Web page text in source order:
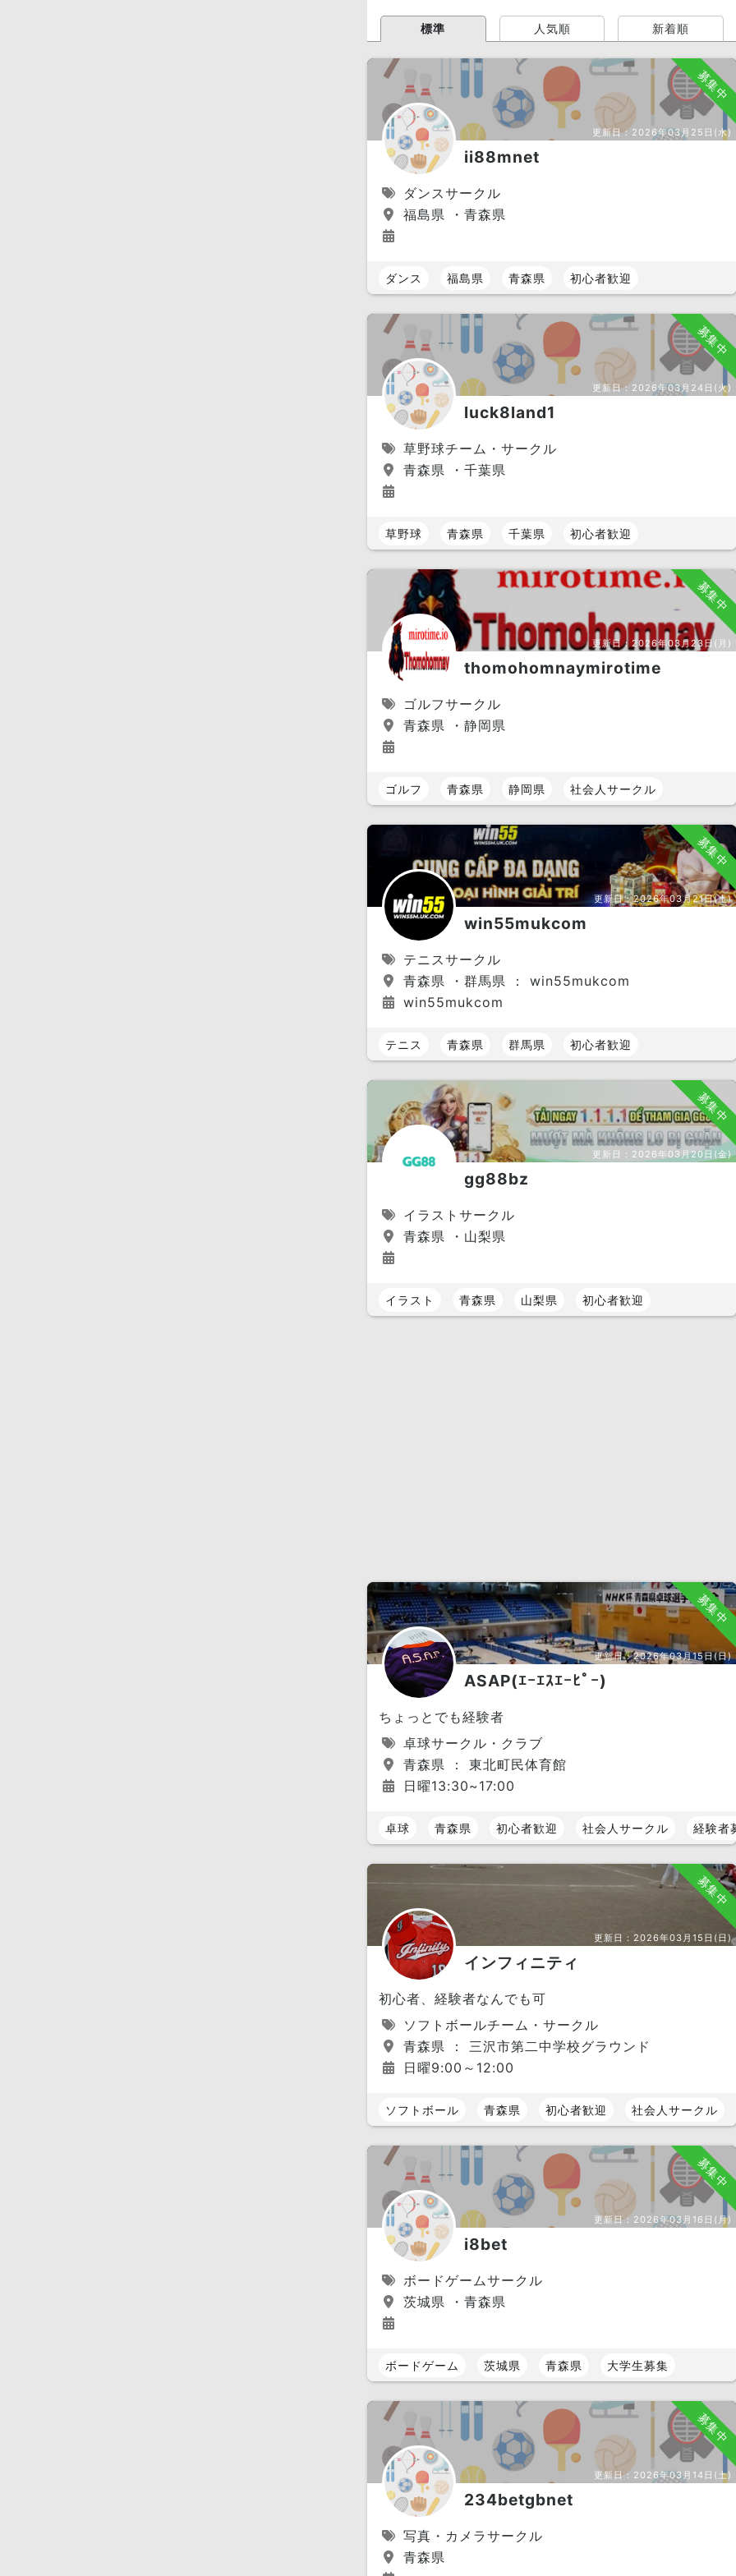
標準 人気順 新着順
募集中
更新日： 2026年03月25日(水)
ii88mnet
ダンスサークル
福島県 ・青森県
ダンス 福島県 青森県 初心者歓迎
募集中
更新日： 2026年03月24日(火)
luck8land1
草野球チーム・サークル
青森県 ・千葉県
草野球 青森県 千葉県 初心者歓迎
募集中
更新日：2026年03月23日(月)
thomohomnaymirotime
ゴルフサークル
青森県 ・静岡県
ゴルフ 青森県 静岡県 社会人サークル
募集中
更新日：2026年03月21日(土)
win55mukcom
テニスサークル
青森県 ・群馬県 ： win55mukcom
win55mukcom
テニス 青森県 群馬県 初心者歓迎
募集中
更新日： 2026年03月20日(金)
gg88bz
イラストサークル
青森県 ・山梨県
イラスト 青森県 山梨県 初心者歓迎
募集中
更新日：2026年03月15日(日)
ASAP(ｴｰｴｽｴｰﾋﾟｰ)
ちょっとでも経験者
卓球サークル・クラブ
青森県 ： 東北町民体育館
日曜13:30~17:00
卓球 青森県 初心者歓迎 社会人サークル 経験者
募集中
更新日： 2026年03月15日(日)
インフィニティ
初心者、経験者なんでも可
ソフトボールチーム・サークル
青森県 ： 三沢市第二中学校グラウンド
日曜9:00～12:00
ソフトボール 青森県 初心者歓迎 社会人サークル
募集中
更新日： 2026年03月16日(月)
i8bet
ボードゲームサークル
茨城県 ・青森県
ボードゲーム 茨城県 青森県 大学生募集
募集中
更新日： 2026年03月14日(土)
234betgbnet
写真・カメラサークル
青森県